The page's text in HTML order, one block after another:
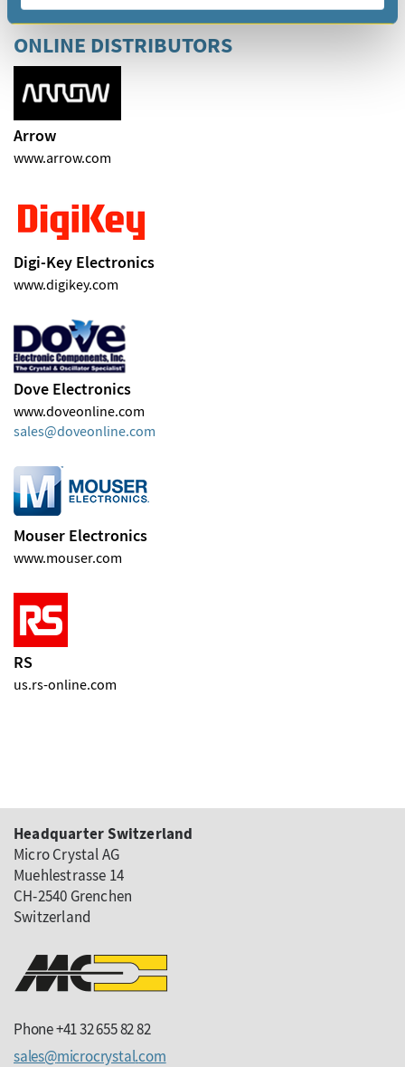
ONLINE DISTRIBUTORS
Arrow
www.arrow.com
Digi-Key Electronics
www.digikey.com
Dove Electronics
www.doveonline.com
sales
doveonline com
Mouser Electronics
www.mouser.com
RS
us.rs-online.com
Headquarter Switzerland
Micro Crystal AG
Muehlestrasse 14
CH-2540 Grenchen
Switzerland
Phone +41 32 655 82 82
sales
microcrystalcom